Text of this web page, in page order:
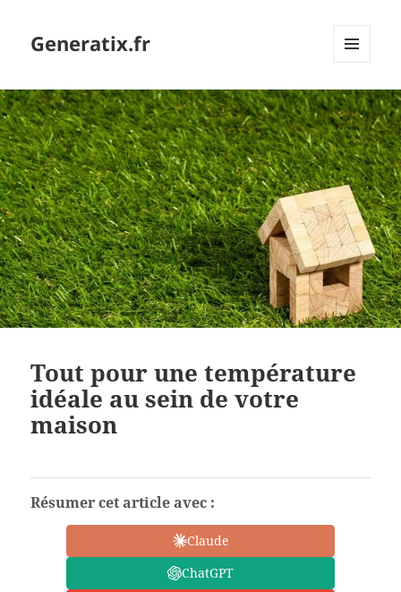
Generatix.fr
WIDGETS
Tout pour une température
idéale au sein de votre
maison
Résumer cet article avec :
Claude
ChatGPT